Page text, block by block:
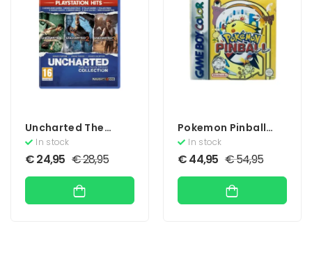
Uncharted The
Nathan Drake
Collection
(Geseald)
In stock
€24,95 €28,95
Pokemon Pinball
(Compleet)
In stock
€44,95 €54,95